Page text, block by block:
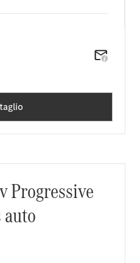
Progressive